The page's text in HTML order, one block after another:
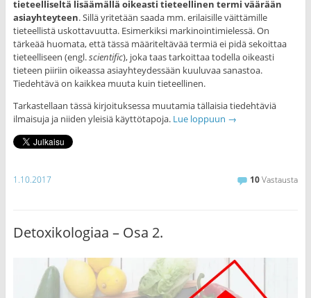
tieteelliseltä lisäämällä oikeasti tieteellinen termi väärään
asiayhteyteen. Sillä yritetään saada mm. erilaisille väittämille
tieteellistä uskottavuutta. Esimerkiksi markinointimielessä. On
tärkeää huomata, että tässä määriteltävää termiä ei pidä sekoittaa
tieteelliseen (engl.scientific), joka taas tarkoittaa todella oikeasti
tieteen piiriin oikeassa asiayhteydessään kuuluvaa sanastoa.
Tiedehtävä on kaikkea muuta kuin tieteellinen.
Tarkastellaan tässä kirjoituksessa muutamia tällaisia tiedehtäviä
ilmaisuja ja niiden yleisiä käyttötapoja. Lue loppuun →
1.10.2017 10Vastausta
Detoxikologiaa – Osa 2.